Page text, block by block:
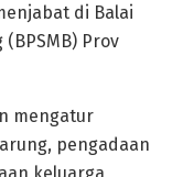
di Balai
Prov
mengatur
pengadaan